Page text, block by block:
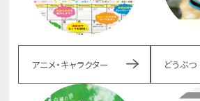
アニメ・キャラクター どうぶつ